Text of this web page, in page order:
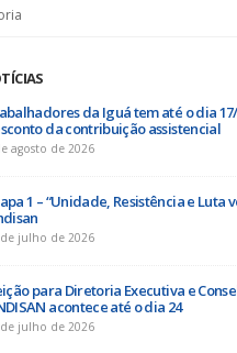
da Iguá tem até o dia
da contribuição assistencial
agosto de 2026
1 – “Unidade, Resistência e Luta
julho de 2026
para Diretoria Executiva e
acontece até o dia 24
julho de 2026